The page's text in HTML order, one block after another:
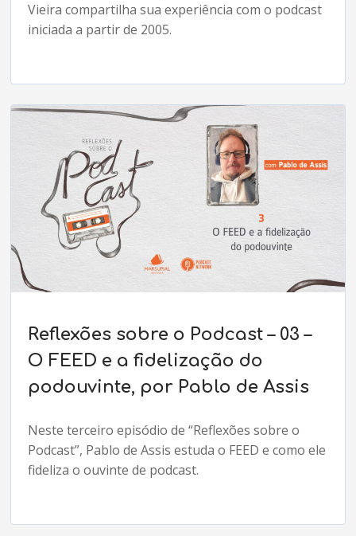
Vieira compartilha sua experiência com o podcast
iniciada a partir de 2005.
Reflexões sobre o Podcast – 03 –
O FEED e a fidelização do
podouvinte, por Pablo de Assis
Neste terceiro episódio de “Reflexões sobre o
Podcast”, Pablo de Assis estuda o FEED e como ele
fideliza o ouvinte de podcast.